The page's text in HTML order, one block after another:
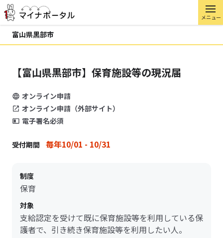
メニュー
富山県黒部市
【富山県黒部市】保育施設等の現況届
オンライン申請
オンライン申請（外部サイト）
電子署名必須
受付期間 毎年10/01 - 10/31
制度
保育
対象
支給認定を受けて既に保育施設等を利用している保
護者で、引き続き保育施設等を利用したい人。